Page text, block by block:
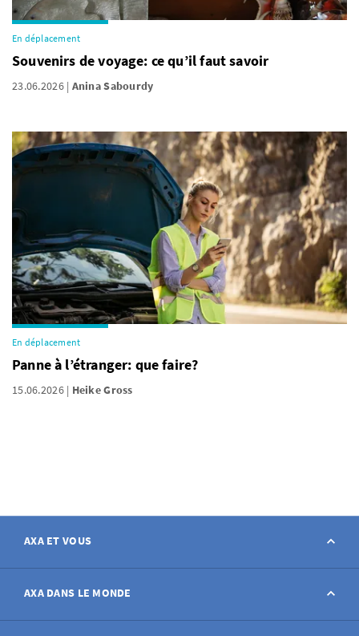
En déplacement
Souvenirs de voyage: ce qu’il faut savoir
23.06.2026 Anina Sabourdy
En déplacement
Panne à l’étranger: que faire?
15.06.2026 Heike Gross
AXA ET VOUS
Contact
AXA DANS LE MONDE